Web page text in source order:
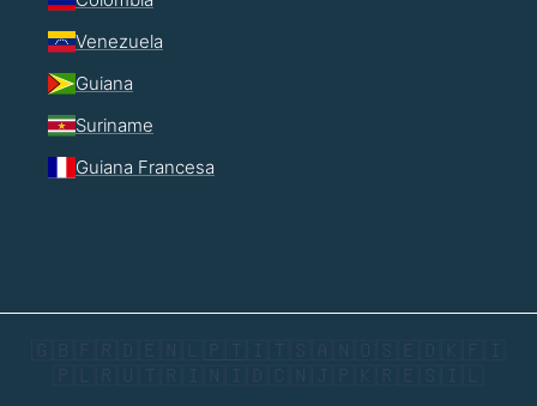
Venezuela
Guiana
Suriname
Guiana Francesa
🇬🇧 🇫🇷 🇩🇪 🇳🇱 🇵🇹 🇮🇹 🇸🇦 🇳🇴 🇸🇪 🇩🇰 🇫🇮
🇵🇱 🇷🇺 🇹🇷 🇮🇳 🇮🇩 🇨🇳 🇯🇵 🇰🇷 🇪🇸 🇮🇱